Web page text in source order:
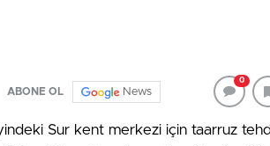
ABONE OL News
0
Sur kent merkezi için taarruz